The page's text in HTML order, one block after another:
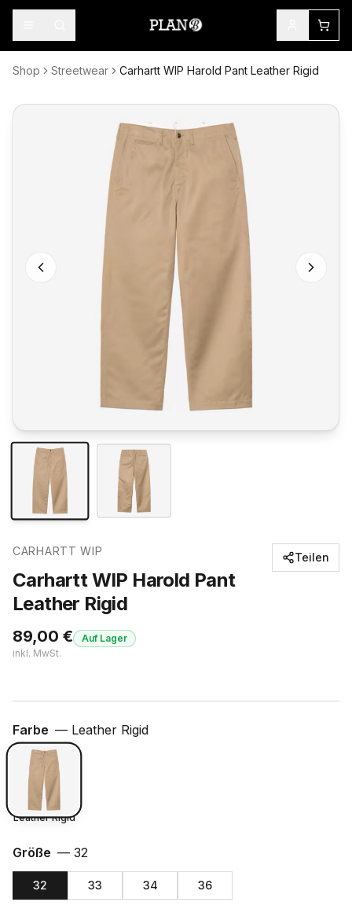
Shop Streetwear Carhartt WIP Harold Pant Leather Rigid
CARHARTT WIP
Carhartt WIP Harold Pant
Leather Rigid
89,00 €
inkl. MwSt.
Auf Lager
Teilen
Farbe — Leather Rigid
Leather Rigid
Größe — 32
32 33 34 36